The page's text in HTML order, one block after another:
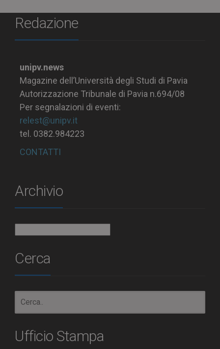
Redazione
unipv.news
Magazine dell’Università degli Studi di Pavia
Autorizzazione Tribunale di Pavia n.694/08
Per segnalazioni di eventi:
relest@unipv.it
tel. 0382.984223
CONTATTI
Archivio
Cerca
Ufficio Stampa